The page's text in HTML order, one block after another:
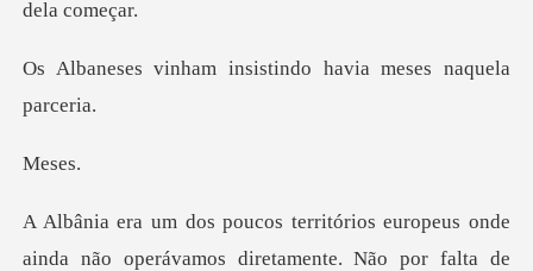
insistindo havia mes
se
ropeus onde
ainda não operávamos diretamen